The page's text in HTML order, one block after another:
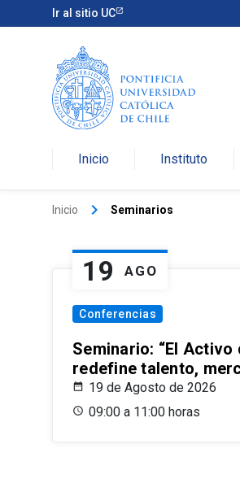
Ir al sitio UC
Inicio Instituto
Inicio keyboard_arrow_right Seminarios
19 AGO
Conferencias
Seminario: “El
redefine talento,
19 de Agosto de 2026
09:00 a 11:00 horas